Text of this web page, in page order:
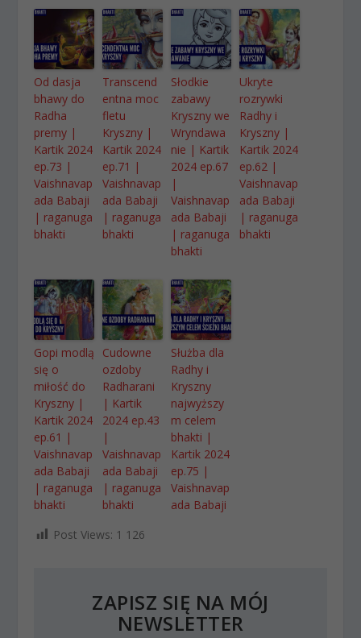
Od dasja
bhawy do
Radha
premy |
Kartik 2024
ep.73 |
Vaishnavap
ada Babaji
| raganuga
bhakti
Transcend
entna moc
fletu
Kryszny |
Kartik 2024
ep.71 |
Vaishnavap
ada Babaji
| raganuga
bhakti
Słodkie
zabawy
Kryszny we
Wryndawa
nie | Kartik
2024 ep.67
|
Vaishnavap
ada Babaji
| raganuga
bhakti
Ukryte
rozrywki
Radhy i
Kryszny |
Kartik 2024
ep.62 |
Vaishnavap
ada Babaji
| raganuga
bhakti
Gopi modlą
się o
miłość do
Kryszny |
Kartik 2024
ep.61 |
Vaishnavap
ada Babaji
| raganuga
bhakti
Cudowne
ozdoby
Radharani
| Kartik
2024 ep.43
|
Vaishnavap
ada Babaji
| raganuga
bhakti
Służba dla
Radhy i
Kryszny
najwyższy
m celem
bhakti |
Kartik 2024
ep.75 |
Vaishnavap
ada Babaji
Post Views: 1 126
ZAPISZ SIĘ NA MÓJ
NEWSLETTER